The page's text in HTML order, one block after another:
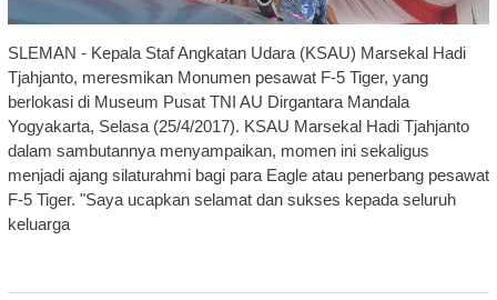
SLEMAN - Kepala Staf Angkatan Udara (KSAU) Marsekal Hadi
Tjahjanto, meresmikan Monumen pesawat F-5 Tiger, yang
berlokasi di Museum Pusat TNI AU Dirgantara Mandala
Yogyakarta, Selasa (25/4/2017). KSAU Marsekal Hadi Tjahjanto
dalam sambutannya menyampaikan, momen ini sekaligus
menjadi ajang silaturahmi bagi para Eagle atau penerbang pesawat
F-5 Tiger. "Saya ucapkan selamat dan sukses kepada seluruh
keluarga